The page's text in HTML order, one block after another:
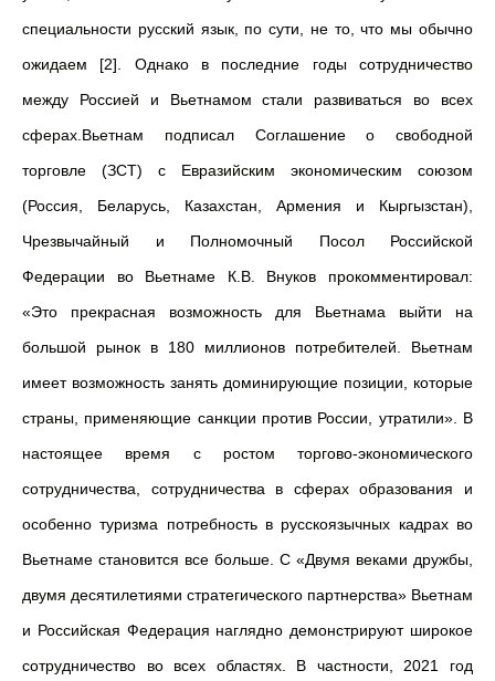
специальности русский язык, по сути, не то, что мы обычно
ожидаем [2]. Однако в последние годы сотрудничество
между Россией и Вьетнамом стали развиваться во всех
сферах.Вьетнам подписал Соглашение о свободной
торговле (ЗСТ) с Евразийским экономическим союзом
(Россия, Беларусь, Казахстан, Армения и Кыргызстан),
Чрезвычайный и Полномочный Посол Российской
Федерации во Вьетнаме К.В. Внуков прокомментировал:
«Это прекрасная возможность для Вьетнама выйти на
большой рынок в 180 миллионов потребителей. Вьетнам
имеет возможность занять доминирующие позиции, которые
страны, применяющие санкции против России, утратили». В
настоящее время с ростом торгово-экономического
сотрудничества, сотрудничества в сферах образования и
особенно туризма потребность в русскоязычных кадрах во
Вьетнаме становится все больше. С «Двумя веками дружбы,
двумя десятилетиями стратегического партнерства» Вьетнам
и Российская Федерация наглядно демонстрируют широкое
сотрудничество во всех областях. В частности, 2021 год